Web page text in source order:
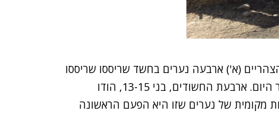
(א') ארבעה נערים בחשד שריססו שריססו
את כתובות הנאצה בקריית יערים מוקדם יותר היום. ארבעת החשודים, בני 13-15, הודו
מקומית של נערים שזו היא הפעם הראשונה